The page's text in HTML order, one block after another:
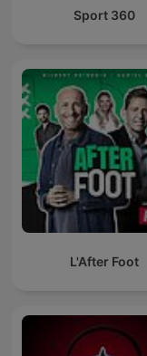
Sport 360
L'After Foot